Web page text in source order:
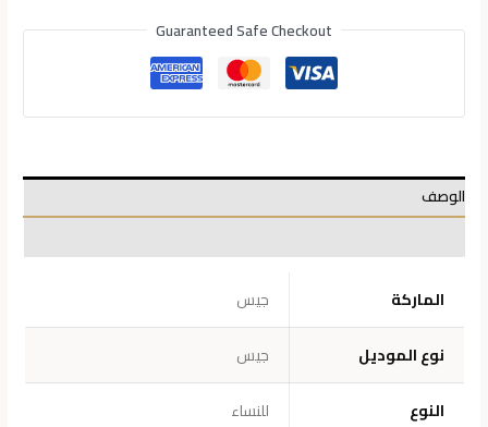
Guaranteed Safe Checkout
الوصف
الماركة
جيس
نوع الموديل
جيس
النوع
للنساء